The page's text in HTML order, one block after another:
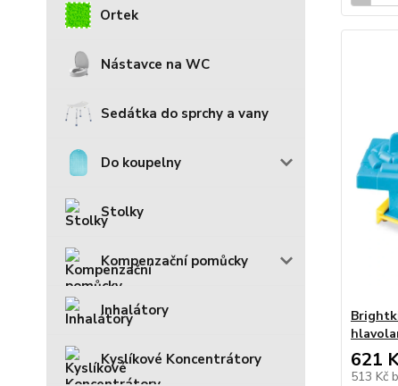
Ortek
Nástavce na WC
Sedátka do sprchy a vany
Do koupelny
Stolky
Kompenzační pomůcky
Inhalátory
Kyslíkové Koncentrátory 621
513 Kč